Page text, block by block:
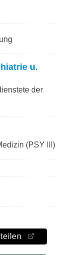
u.
der
(PSY III)
teilen